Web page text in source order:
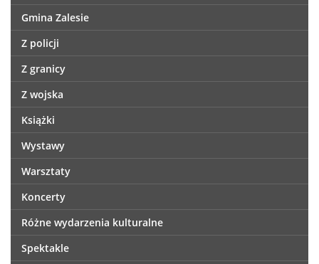
Gmina Zalesie
Z policji
Z granicy
Z wojska
Książki
Wystawy
Warsztaty
Koncerty
Różne wydarzenia kulturalne
Spektakle